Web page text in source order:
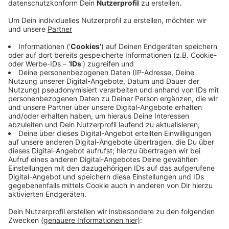
Fabrik lagerten, verschenkt. Über 1000 Menschen
Pressemitteilung. Ein Sicherheitsdienst musste
einschreiten. Die Polizei und das Ordnungsamt
brachen die Veranstaltung verfrüht ab. Die
Renaissance AG hat die Fabrik gekauft. Sie will in
der alten Knopffabrik Loft-Wohnungen bauen.
Eigentlich sollte die Verschenk-Aktion nächsten
Freitag wiederholt werden - das wurde jetzt
abgesagt. Das Quartier und das Gründstück seien
nicht auf so einen Massenansturm ausgelegt, so
die Firma.
Veröffentlicht:Sonntag, 19.11.2023 12:09
Anzeige